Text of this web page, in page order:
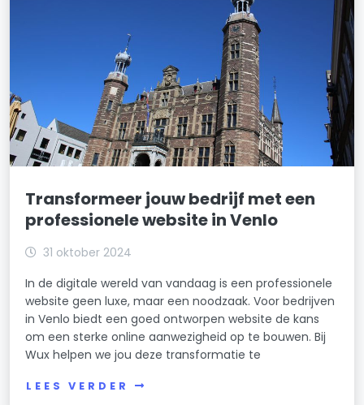
Transformeer jouw bedrijf met een
professionele website in Venlo
31 oktober 2024
In de digitale wereld van vandaag is een professionele
website geen luxe, maar een noodzaak. Voor bedrijven
in Venlo biedt een goed ontworpen website de kans
om een sterke online aanwezigheid op te bouwen. Bij
Wux helpen we jou deze transformatie te
LEES VERDER